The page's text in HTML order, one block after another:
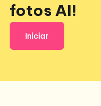
fotos AI!
Iniciar